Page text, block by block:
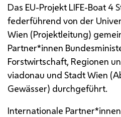
Das EU-Projekt LIFE-Boat 4
federführend von der
Wien (Projektleitung)
Partner*innen
Forstwirtschaft, Regionen
viadonau und Stadt Wien
Gewässer) durchgeführt.
Internationale